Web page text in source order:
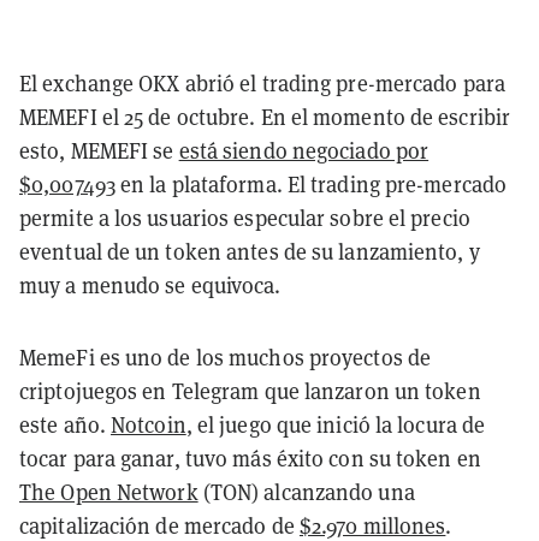
El exchange OKX abrió el trading pre-mercado para
MEMEFI el 25 de octubre. En el momento de escribir
esto, MEMEFI se está siendo negociado por
$0,007493en la plataforma. El trading pre-mercado
permite a los usuarios especular sobre el precio
eventual de un token antes de su lanzamiento, y
muy a menudo se equivoca.
MemeFi es uno de los muchos proyectos de
criptojuegos en Telegram que lanzaron un token
este año. Notcoin, el juego que inició la locura de
tocar para ganar, tuvo más éxito con su token en
The Open Network(TON) alcanzando una
capitalización de mercado de $2.970 millones.